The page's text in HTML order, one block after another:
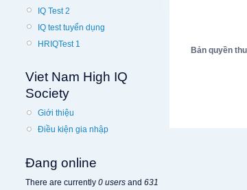
IQ Test 2
IQ test tuyển dụng
HRIQTest 1
Viet Nam High IQ
Society
Giới thiệu
Điều kiện gia nhập
Đang online
There are currently 0 users and 631
Bản quyền